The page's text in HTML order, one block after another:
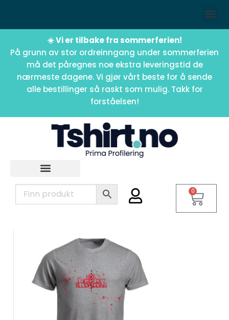
☀️ Vi er tilbake fra sommerferien!
På grunn av stor ordreinngang under sommerferien
må det påregnes noe ekstra leveringstid de
nærmeste dagene. Vi gjør vårt beste for å sende
alle bestillinger så raskt som mulig. Takk for
forståelsen!
0